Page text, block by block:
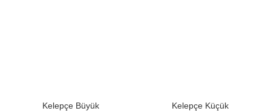
Kelepçe Büyük Kelepçe Küçük